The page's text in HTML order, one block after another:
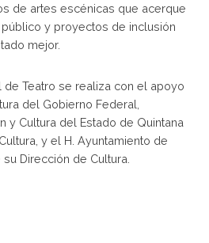
de artes escénicas que acerque
y proyectos de inclusión
mejor.
de Teatro se realiza con el apoyo
del Gobierno Federal,
y Cultura del Estado de Quintana
y el H. Ayuntamiento de
Dirección de Cultura.